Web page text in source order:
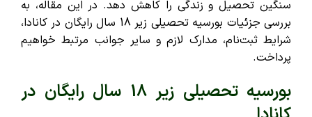
سنگین تحصیل و زندگی را کاهش دهد. در این مقاله، به
بررسی جزئیات بورسیه‌ تحصیلی زیر 18 سال رایگان در کانادا،
شرایط ثبت‌نام، مدارک لازم و سایر جوانب مرتبط خواهیم
پرداخت.
بورسیه تحصیلی زیر 18 سال رایگان در